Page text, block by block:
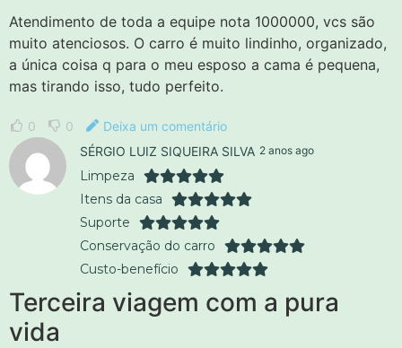
Atendimento de toda a equipe nota 1000000, vcs são
muito atenciosos. O carro é muito lindinho, organizado,
a única coisa q para o meu esposo a cama é pequena,
mas tirando isso, tudo perfeito.
0 0
Deixa um comentário
SÉRGIO LUIZ SIQUEIRA SILVA 2 anos ago
Limpeza
Itens da casa
Suporte
Conservação do carro
Custo-benefício
Terceira viagem com a pura
vida